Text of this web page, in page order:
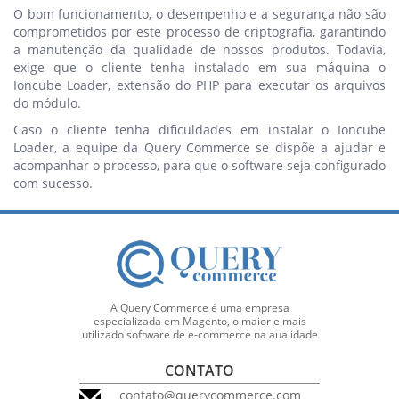
O bom funcionamento, o desempenho e a segurança não são
comprometidos por este processo de criptografia, garantindo
a manutenção da qualidade de nossos produtos. Todavia,
exige que o cliente tenha instalado em sua máquina o
Ioncube Loader, extensão do PHP para executar os arquivos
do módulo.
Caso o cliente tenha dificuldades em instalar o Ioncube
Loader, a equipe da Query Commerce se dispõe a ajudar e
acompanhar o processo, para que o software seja configurado
com sucesso.
A Query Commerce é uma empresa
especializada em Magento, o maior e mais
utilizado software de e-commerce na aualidade
CONTATO
contato@querycommerce.com